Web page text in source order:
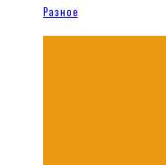
Разное